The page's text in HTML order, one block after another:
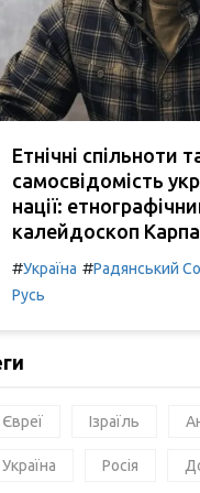
Етнічні спільноти
самосвідомість
нації:
калейдоскоп
#Україна #Радянський
Русь
Євреї Ізраїль
Україна Росія